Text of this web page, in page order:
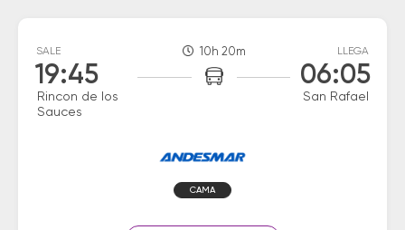
SALE
19:45
Rincon de los
Sauces
10h 20m LLEGA
06:05
San Rafael
CAMA